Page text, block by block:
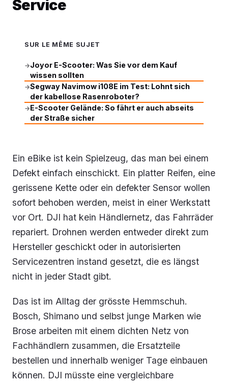
Service
SUR LE MÊME SUJET
→Joyor E-Scooter: Was Sie vor dem Kauf
wissen sollten
→Segway Navimow i108E im Test: Lohnt sich
der kabellose Rasenroboter?
→E-Scooter Gelände: So fährt er auch abseits
der Straße sicher
Ein eBike ist kein Spielzeug, das man bei einem
Defekt einfach einschickt. Ein platter Reifen, eine
gerissene Kette oder ein defekter Sensor wollen
sofort behoben werden, meist in einer Werkstatt
vor Ort. DJI hat kein Händlernetz, das Fahrräder
repariert. Drohnen werden entweder direkt zum
Hersteller geschickt oder in autorisierten
Servicezentren instand gesetzt, die es längst
nicht in jeder Stadt gibt.
Das ist im Alltag der grösste Hemmschuh.
Bosch, Shimano und selbst junge Marken wie
Brose arbeiten mit einem dichten Netz von
Fachhändlern zusammen, die Ersatzteile
bestellen und innerhalb weniger Tage einbauen
können. DJI müsste eine vergleichbare